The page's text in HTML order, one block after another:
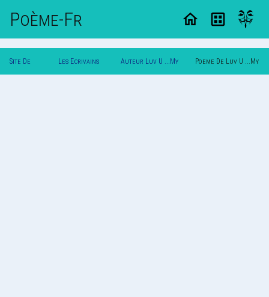
Poème-Fr
Site De Les Ecrivains Auteur Luv U ...My Poeme De Luv U ...My